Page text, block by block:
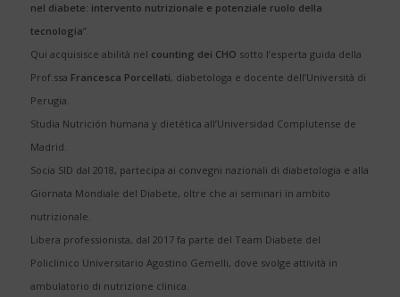
nel diabete: intervento nutrizionale e potenziale ruolo della
tecnologia”.
Qui acquisisce abilità nel counting dei CHO sotto l’esperta guida della
Prof.ssa Francesca Porcellati, diabetologa e docente dell’Università di
Perugia.
Studia Nutrición humana y dietética all’Universidad Complutense de
Madrid.
Socia SID dal 2018, partecipa ai convegni nazionali di diabetologia e alla
Giornata Mondiale del Diabete, oltre che ai seminari in ambito
nutrizionale.
Libera professionista, dal 2017 fa parte del Team Diabete del
Policlinico Universitario Agostino Gemelli, dove svolge attività in
ambulatorio di nutrizione clinica.